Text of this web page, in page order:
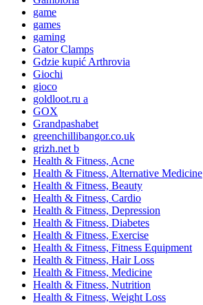
game
games
gaming
Gator Clamps
Gdzie kupić Arthrovia
Giochi
gioco
goldloot.ru a
GOX
Grandpashabet
greenchillibangor.co.uk
grizh.net b
Health & Fitness, Acne
Health & Fitness, Alternative Medicine
Health & Fitness, Beauty
Health & Fitness, Cardio
Health & Fitness, Depression
Health & Fitness, Diabetes
Health & Fitness, Exercise
Health & Fitness, Fitness Equipment
Health & Fitness, Hair Loss
Health & Fitness, Medicine
Health & Fitness, Nutrition
Health & Fitness, Weight Loss